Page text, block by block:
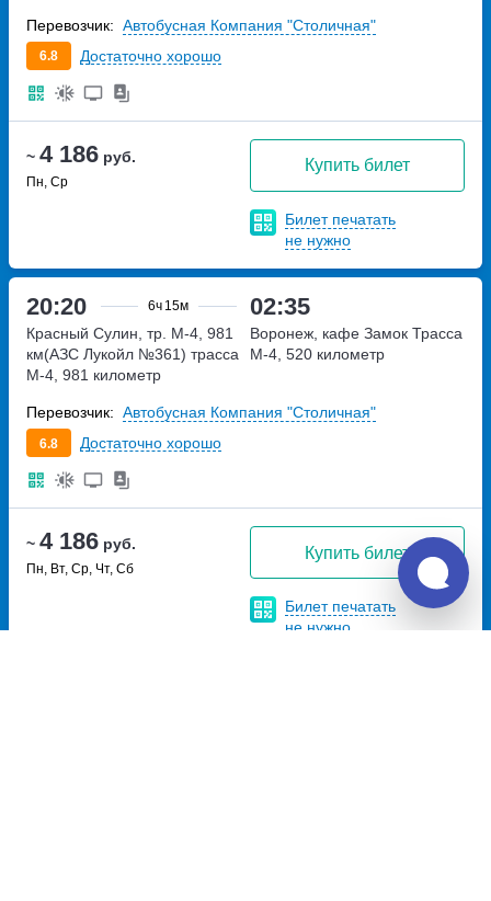
~ 4 186 руб.
Пн, Ср
Купить билет
Билет печатать
не нужно
6.8 Достаточно хорошо
Перевозчик: Автобусная Компания "Столичная"
20:20 6ч 15м 02:35
~ 4 186 руб.
Пн, Вт, Ср, Чт, Сб
Купить билет
Билет печатать
не нужно
Красный Сулин, тр. М-4, 981
км(АЗС Лукойл №361) трасса
М-4, 981 километр
Воронеж, кафе Замок Трасса
М-4, 520 километр
6.8 Достаточно хорошо
Перевозчик: Автобусная Компания "Столичная"